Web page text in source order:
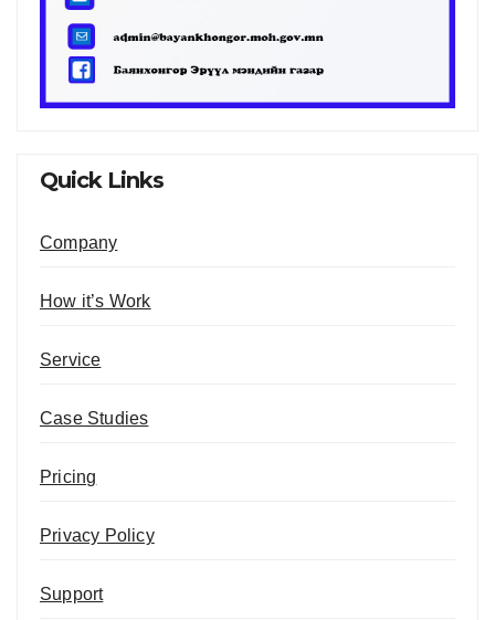
Quick Links
Company
How it’s Work
Service
Case Studies
Pricing
Privacy Policy
Support